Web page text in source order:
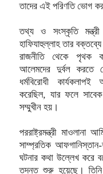
তাদের এই পরিণতি ভোগ
তথ্য ও সংস্কৃতি
হাফিযাহুল্লাহ তার
রাজনীতি থেকে পৃথক
আলেমদের দুর্বল করতে
ধর্মবিরোধী
করেছিল, যার ফলে
সম্মুখীন হয়।
পররাষ্ট্রমন্ত্রী মাওলানা
সাম্প্রতিক আফগানিস্তান-
ঘটনার কথা উল্লেখ করে
তদন্ত শুরু হয়েছে। তিনি